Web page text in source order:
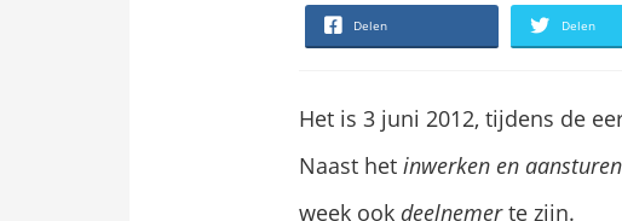
Delen Delen
Het is 3 juni 2012, tijdens de
Naast het inwerken en aansturen
week ook deelnemerte zijn.